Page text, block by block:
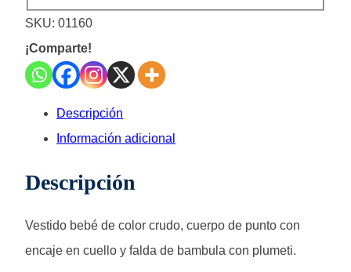
SKU: 01160
¡Comparte!
Descripción
Información adicional
Descripción
Vestido bebé de color crudo, cuerpo de punto con
encaje en cuello y falda de bambula con plumeti.